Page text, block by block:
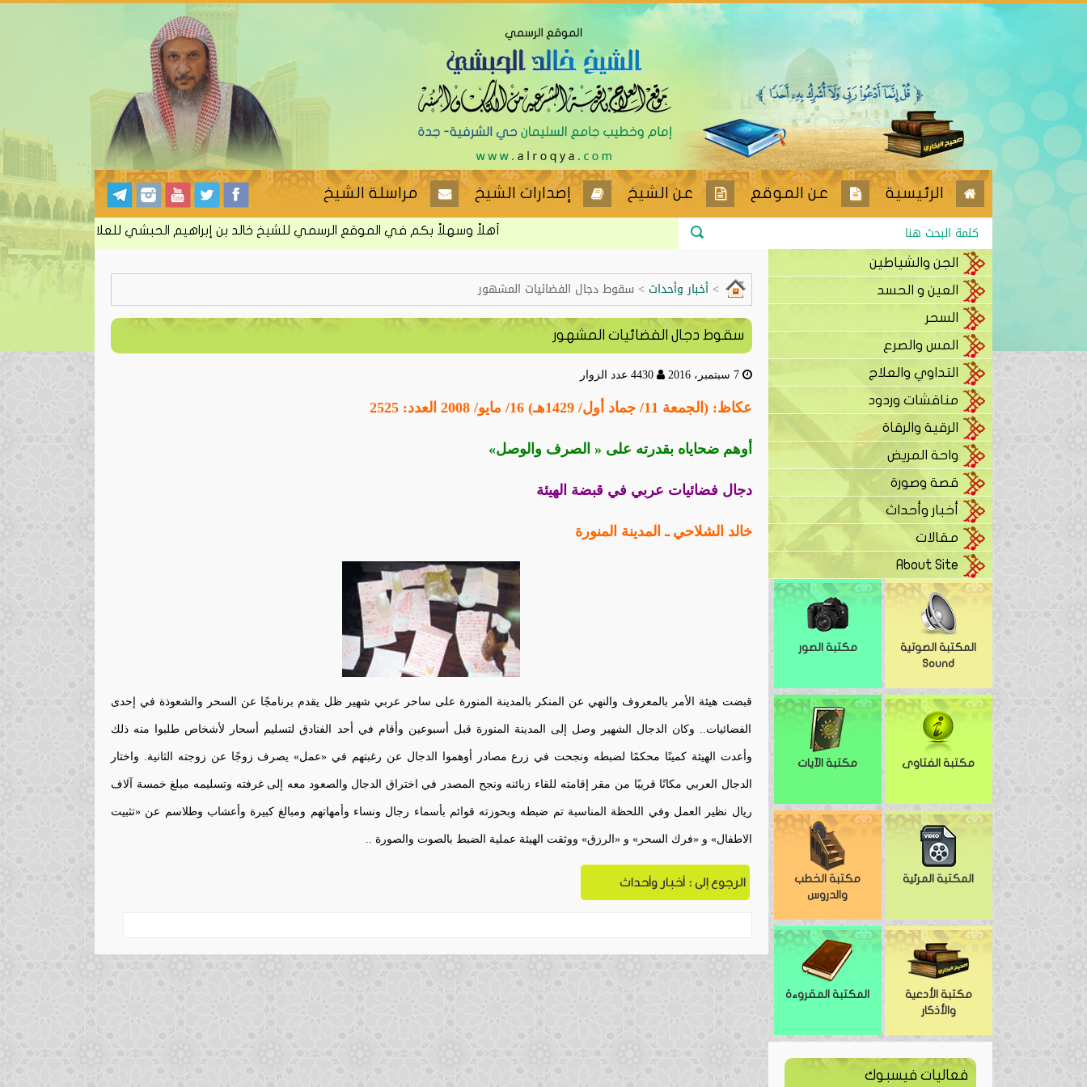
الرئيسية عن الموقع عن الشيخ إصدارات الشيخ مراسلة الشيخ
أهلاً وسهلاً بكم في الموقع الرسمي للشيخ خالد بن إبراهيم الحبشي للعلاج بالرقية الشرعية من
>أخبار وأحداث > سقوط دجال الفضائيات المشهور
سقوط دجال الفضائيات المشهور
7 سبتمبر، 2016 4430 عدد الزوار
عكاظ: (الجمعة 11/ جماد أول/ 1429هـ) 16/ مايو/ 2008 العدد: 2525
أوهم ضحاياه بقدرته على « الصرف والوصل»
دجال فضائيات عربي في قبضة الهيئة
خالد الشلاحي ـ المدينة المنورة
قبضت هيئة الأمر بالمعروف والنهي عن المنكر بالمدينة المنورة على ساحر عربي شهير ظل يقدم برنامجًا عن السحر والشعوذة في إحدى
الفضائيات.. وكان الدجال الشهير وصل إلى المدينة المنورة قبل أسبوعين وأقام في أحد الفنادق لتسليم أسحار لأشخاص طلبوا منه ذلك
وأعدت الهيئة كمينًا محكمًا لضبطه ونجحت في زرع مصادر أوهموا الدجال عن رغبتهم في «عمل» يصرف زوجًا عن زوجته الثانية. واختار
الدجال العربي مكانًا قريبًا من مقر إقامته للقاء زبائنه ونجح المصدر في اختراق الدجال والصعود معه إلى غرفته وتسليمه مبلغ خمسة آلاف
ريال نظير العمل وفي اللحظة المناسبة تم ضبطه وبحوزته قوائم بأسماء رجال ونساء وأمهاتهم ومبالغ كبيرة وأعشاب وطلاسم عن «تثبيت
الاطفال» و «فرك السحر» و «الرزق» ووثقت الهيئة عملية الضبط بالصوت والصورة ..
الرجوع إلى : أخبار وأحداث
الجن والشياطين
العين و الحسد
السحر
المس والصرع
التداوي والعلاج
مناقشات وردود
الرقية والرقاة
واحة المريض
قصة وصورة
أخبار وأحداث
مقالات
About Site
المكتبة الصوتية
Sound
مكتبة الصور
مكتبة الفتاوى مكتبة الآيات
المكتبة المرئية
مكتبة الخطب
والدروس
مكتبة الأدعية
والأذكار
المكتبة المقروءة
فعاليات فيسبوك